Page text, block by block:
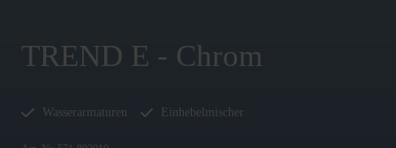
TREND E - Chrom
Wasserarmaturen Einhebelmischer